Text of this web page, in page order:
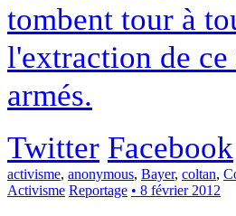
tombent tour à
l'extraction de
armés.
Twitter Facebook
activisme, anonymous, Bayer, coltan,
Activisme Reportage • 8 février 2012